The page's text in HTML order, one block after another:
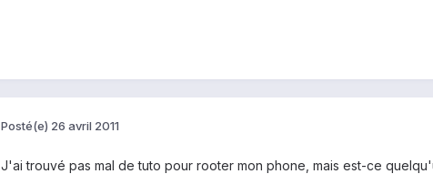
Posté(e) 26 avril 2011
J'ai trouvé pas mal de tuto pour rooter mon phone, mais est-ce